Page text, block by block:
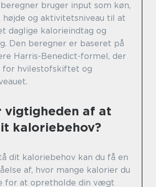
bruger input som køn,
højde og aktivitetsniveau til at
daglige kalorieindtag og
Den beregner er baseret på
Harris-Benedict-formel, der
for hvilestofskiftet og
vigtigheden af at
kaloriebehov?
dit kaloriebehov kan du få en
af, hvor mange kalorier du
for at opretholde din vægt